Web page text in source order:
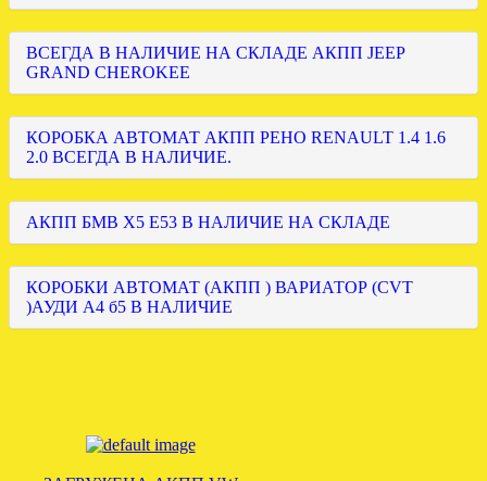
ВСЕГДА В НАЛИЧИЕ НА СКЛАДЕ АКПП JEEP
GRAND CHEROKEE
КОРОБКА АВТОМАТ АКПП РЕНО RENAULT 1.4 1.6
2.0 ВСЕГДА В НАЛИЧИЕ.
АКПП БМВ Х5 Е53 В НАЛИЧИЕ НА СКЛАДЕ
КОРОБКИ АВТОМАТ (АКПП ) ВАРИАТОР (CVT
)АУДИ А4 б5 В НАЛИЧИЕ